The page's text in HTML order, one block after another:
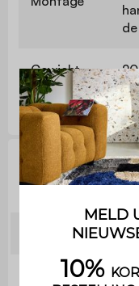
Gewicht
Technische
Dikte zitting